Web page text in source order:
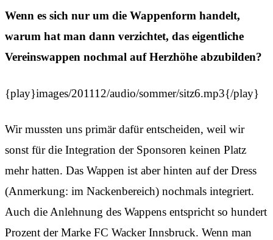
Wenn es sich nur um die Wappenform handelt,
warum hat man dann verzichtet, das eigentliche
Vereinswappen nochmal auf Herzhöhe abzubilden?
{play}images/201112/audio/sommer/sitz6.mp3{/play}
Wir mussten uns primär dafür entscheiden, weil wir
sonst für die Integration der Sponsoren keinen Platz
mehr hatten. Das Wappen ist aber hinten auf der Dress
(Anmerkung: im Nackenbereich) nochmals integriert.
Auch die Anlehnung des Wappens entspricht so hundert
Prozent der Marke FC Wacker Innsbruck. Wenn man